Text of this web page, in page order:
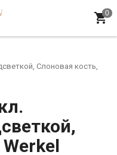
Слоновая кость,